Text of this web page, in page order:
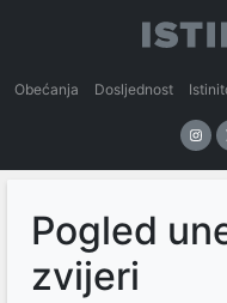
Obećanja Dosljednost
Pogled
zvijeri